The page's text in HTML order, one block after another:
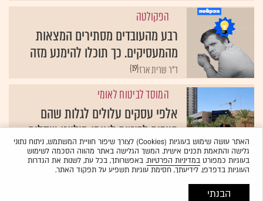
הפקולטה
רבע מהעובדים מסתירים המצאות
מהמעסיקים. כך תוכלו להימנע מזה
{19}ד"ר שרית ארז
המוסד לביטוח לאומי
אלפי עסקים עלולים לגלות שהם
חייבים לביטוח לאומי מיליוני שקלים
{19}אלה לוי-וינריב האתר עושה שימוש בעוגיות (Cookies) לצורך שיפור חוויית המשתמש, ניתוח נתוני
גלישה והתאמת תכנים אישית. המשך הגלישה באתר מהווה הסכמה לשימוש
בעוגיות כמפורטבמדיניות הפרטיות. באפשרותך, בכל עת, לשנות את הגדרות
העוגיות בדפדפן. לידיעתך, חסימת עוגיות תשפיע על תפקוד האתר.
הבנתי